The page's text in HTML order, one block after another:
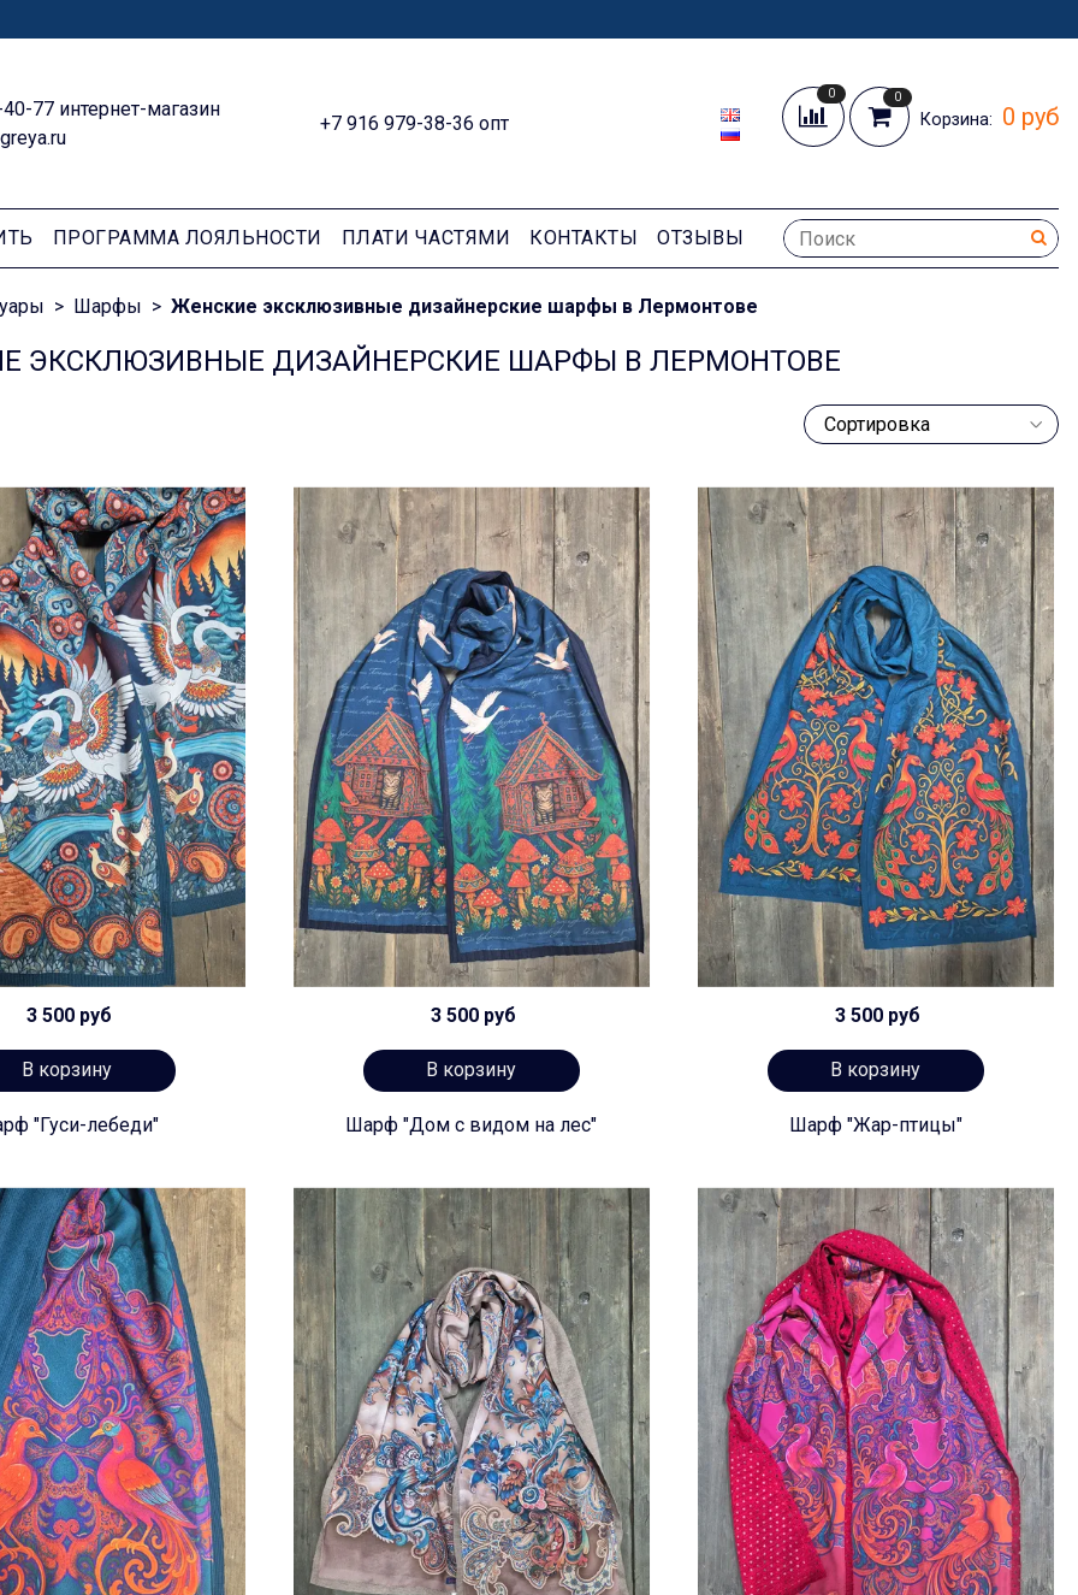
77 интернет-магазин
+7 916 979-38-36 опт
0 0
Корзина: 0 руб
ПРОГРАММА ЛОЯЛЬНОСТИ ПЛАТИ ЧАСТЯМИ КОНТАКТЫ ОТЗЫВЫ
Шарфы Женские эксклюзивные дизайнерские шарфы в Лермонтове
ЭКСКЛЮЗИВНЫЕ ДИЗАЙНЕРСКИЕ ШАРФЫ В ЛЕРМОНТОВЕ
3 500 руб
В корзину
"Гуси-лебеди"
3 500 руб
В корзину
Шарф "Дом с видом на лес"
3 500 руб
В корзину
Шарф "Жар-птицы"